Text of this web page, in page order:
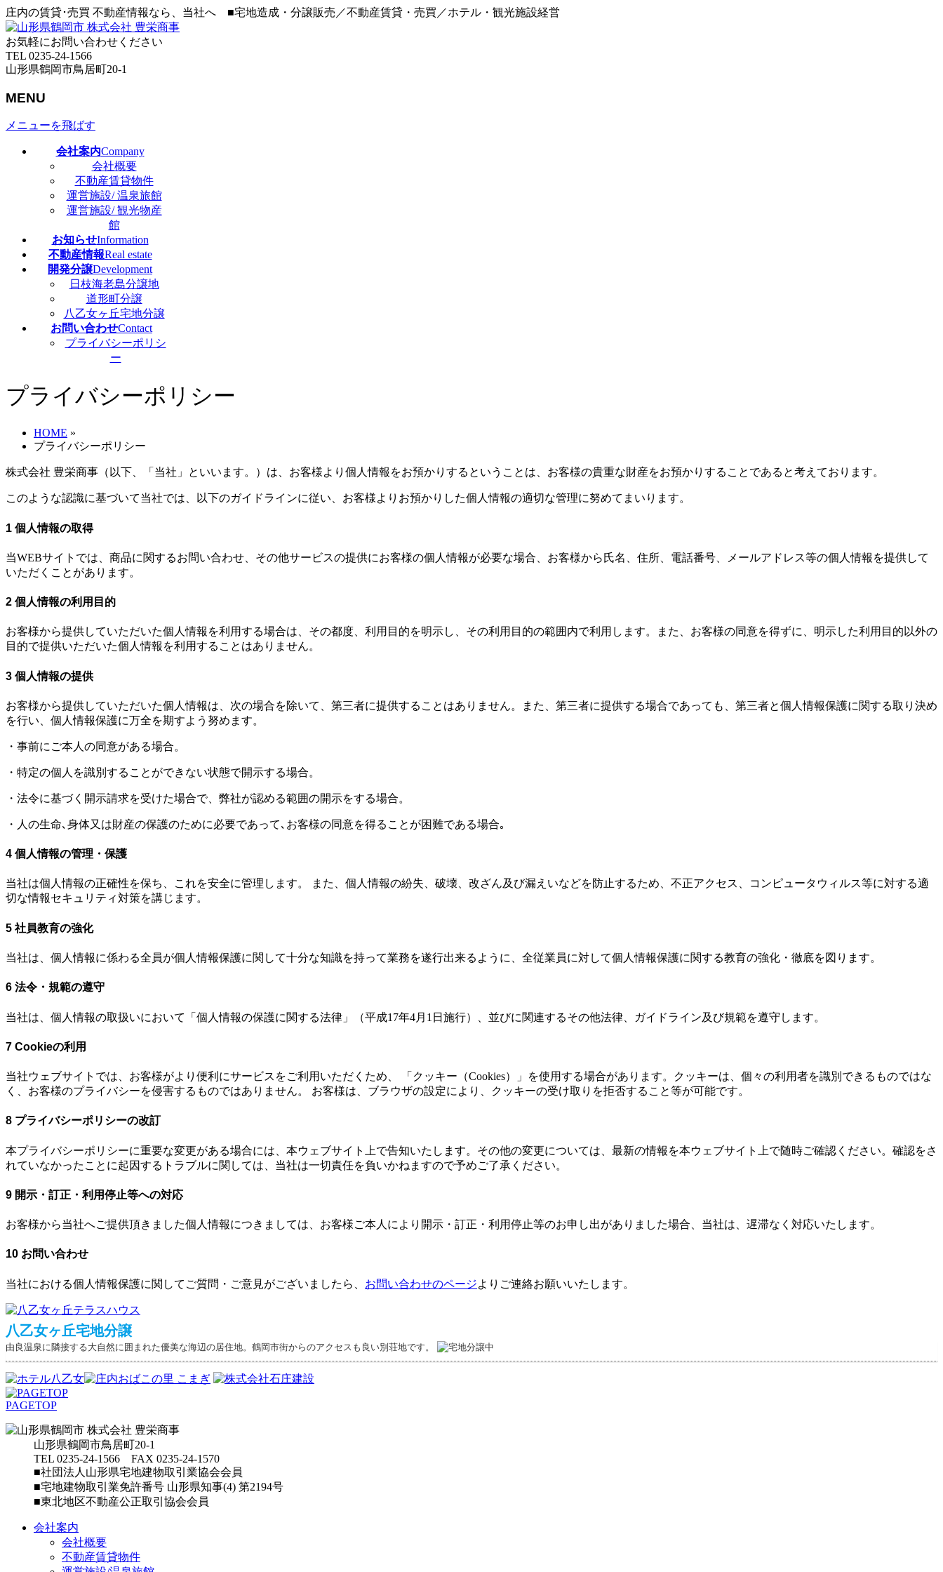
庄内の賃貸･売買 不動産情報なら、当社へ ■宅地造成・分譲販売／不動産賃貸・売買／ホテル・観光施設経営
お気軽にお問い合わせください
TEL 0235-24-1566
山形県鶴岡市鳥居町20-1
MENU
メニューを飛ばす
会社案内Company
会社概要
不動産賃貸物件
運営施設/ 温泉旅館
運営施設/ 観光物産
館
お知らせInformation
不動産情報Real estate
開発分譲Development
日枝海老島分譲地
道形町分譲
八乙女ヶ丘宅地分譲
お問い合わせContact
プライバシーポリシ
ー
プライバシーポリシー
HOME »
プライバシーポリシー
株式会社 豊栄商事（以下、「当社」といいます。）は、お客様より個人情報をお預かりするということは、お客様の貴重な財産をお預かりすることであると考えております。
このような認識に基づいて当社では、以下のガイドラインに従い、お客様よりお預かりした個人情報の適切な管理に努めてまいります。
1 個人情報の取得
当WEBサイトでは、商品に関するお問い合わせ、その他サービスの提供にお客様の個人情報が必要な場合、お客様から氏名、住所、電話番号、メールアドレス等の個人情報を提供して
いただくことがあります。
2 個人情報の利用目的
お客様から提供していただいた個人情報を利用する場合は、その都度、利用目的を明示し、その利用目的の範囲内で利用します。また、お客様の同意を得ずに、明示した利用目的以外の
目的で提供いただいた個人情報を利用することはありません。
3 個人情報の提供
お客様から提供していただいた個人情報は、次の場合を除いて、第三者に提供することはありません。また、第三者に提供する場合であっても、第三者と個人情報保護に関する取り決め
を行い、個人情報保護に万全を期すよう努めます。
・事前にご本人の同意がある場合。
・特定の個人を識別することができない状態で開示する場合。
・法令に基づく開示請求を受けた場合で、弊社が認める範囲の開示をする場合。
・人の生命､身体又は財産の保護のために必要であって､お客様の同意を得ることが困難である場合｡
4 個人情報の管理・保護
当社は個人情報の正確性を保ち、これを安全に管理します。 また、個人情報の紛失、破壊、改ざん及び漏えいなどを防止するため、不正アクセス、コンピュータウィルス等に対する適
切な情報セキュリティ対策を講じます。
5 社員教育の強化
当社は、個人情報に係わる全員が個人情報保護に関して十分な知識を持って業務を遂行出来るように、全従業員に対して個人情報保護に関する教育の強化・徹底を図ります。
6 法令・規範の遵守
当社は、個人情報の取扱いにおいて「個人情報の保護に関する法律」（平成17年4月1日施行）、並びに関連するその他法律、ガイドライン及び規範を遵守します。
7 Cookieの利用
当社ウェブサイトでは、お客様がより便利にサービスをご利用いただくため、 「クッキー（Cookies）」を使用する場合があります。クッキーは、個々の利用者を識別できるものではな
く、お客様のプライバシーを侵害するものではありません。 お客様は、ブラウザの設定により、クッキーの受け取りを拒否すること等が可能です。
8 プライバシーポリシーの改訂
本プライバシーポリシーに重要な変更がある場合には、本ウェブサイト上で告知いたします。その他の変更については、最新の情報を本ウェブサイト上で随時ご確認ください。確認をさ
れていなかったことに起因するトラブルに関しては、当社は一切責任を負いかねますので予めご了承ください。
9 開示・訂正・利用停止等への対応
お客様から当社へご提供頂きました個人情報につきましては、お客様ご本人により開示・訂正・利用停止等のお申し出がありました場合、当社は、遅滞なく対応いたします。
10 お問い合わせ
当社における個人情報保護に関してご質問・ご意見がございましたら、 お問い合わせのページよりご連絡お願いいたします。
八乙女ヶ丘宅地分譲
由良温泉に隣接する大自然に囲まれた優美な海辺の居住地。鶴岡市街からのアクセスも良い別荘地です。
PAGETOP
山形県鶴岡市鳥居町20-1
TEL 0235-24-1566 FAX 0235-24-1570
■社団法人山形県宅地建物取引業協会会員
■宅地建物取引業免許番号 山形県知事(4) 第2194号
■東北地区不動産公正取引協会会員
会社案内
会社概要
不動産賃貸物件